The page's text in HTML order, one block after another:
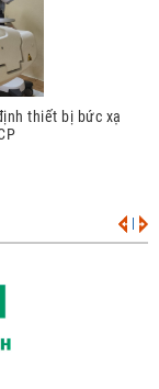
thiết bị bức xạ